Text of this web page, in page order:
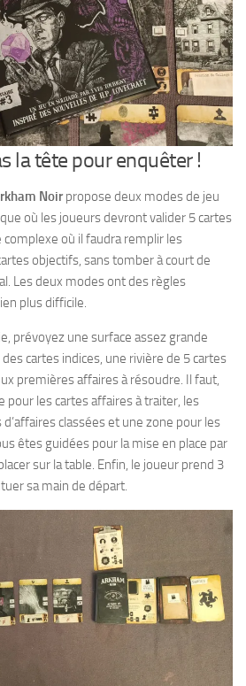
la tête pour enquêter !
Noirpropose deux modes de jeu
où les joueurs devront valider 5 cartes
où il faudra remplir les
objectifs, sans tomber à court de
Les deux modes ont des règles
plus difficile.
prévoyez une surface assez grande
cartes indices, une rivière de 5 cartes
premières affaires à résoudre. Il faut,
pour les cartes affaires à traiter, les
classées et une zone pour les
êtes guidées pour la mise en place par
sur la table. Enfin, le joueur prend 3
sa main de départ.